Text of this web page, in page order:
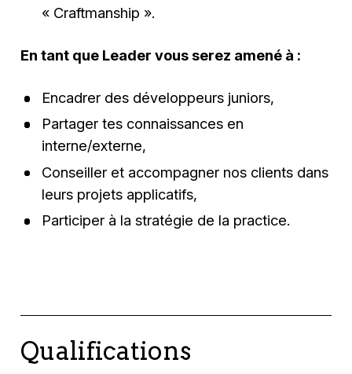
« Craftmanship ».
En tant que Leader vous serez amené à :
Encadrer des développeurs juniors,
Partager tes connaissances en
interne/externe,
Conseiller et accompagner nos clients dans
leurs projets applicatifs,
Participer à la stratégie de la practice.
Qualifications